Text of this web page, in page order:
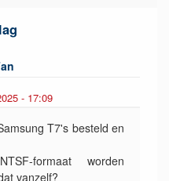
- 17:09
T7's besteld en
formaat worden
vanzelf?